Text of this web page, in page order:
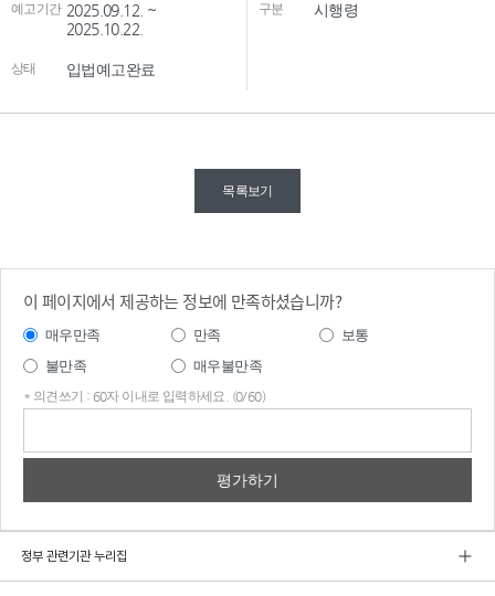
예고기간 2025.09.12. ~
2025.10.22.
구분 시행령
상태 입법예고완료
목록보기
이 페이지에서 제공하는 정보에 만족하셨습니까?
매우만족 만족
보통
불만족
매우불만족
* 의견쓰기 : 60자 이내로 입력하세요. (0/60)
정부 관련기관 누리집